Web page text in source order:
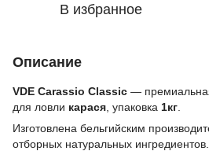
В избранное
Описание
VDE Carassio Classic —
для ловли карася , упаковка 1кг
Изготовлена бельгийским
отборных натуральных